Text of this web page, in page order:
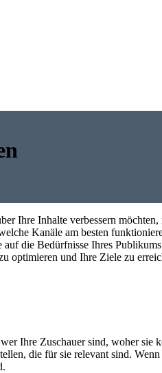
Ihre Inhalte verbessern möchten,
Kanäle am besten
die Bedürfnisse Ihres
optimieren und Ihre Ziele zu
Ihre Zuschauer sind, woher sie
die für sie relevant sind.